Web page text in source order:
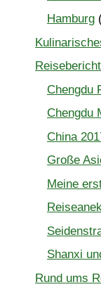
Hamburg
Chengdu
Chengdu
China
Große
Meine
Shanxi
Rund ums